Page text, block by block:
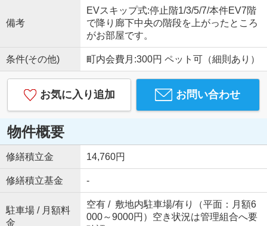
備考
EVスキップ式:停止階1/3/5/7/本件EV7階
で降り廊下中央の階段を上がったところ
がお部屋です。
条件(その他) 町内会費月:300円 ペット可（細則あり）
お気に入り追加 お問い合わせ
物件概要
修繕積立金 14,760円
修繕積立基金 -
駐車場 / 月額料
金
空有 / 敷地内駐車場/有り（平面：月額6
000～9000円）空き状況は管理組合へ要